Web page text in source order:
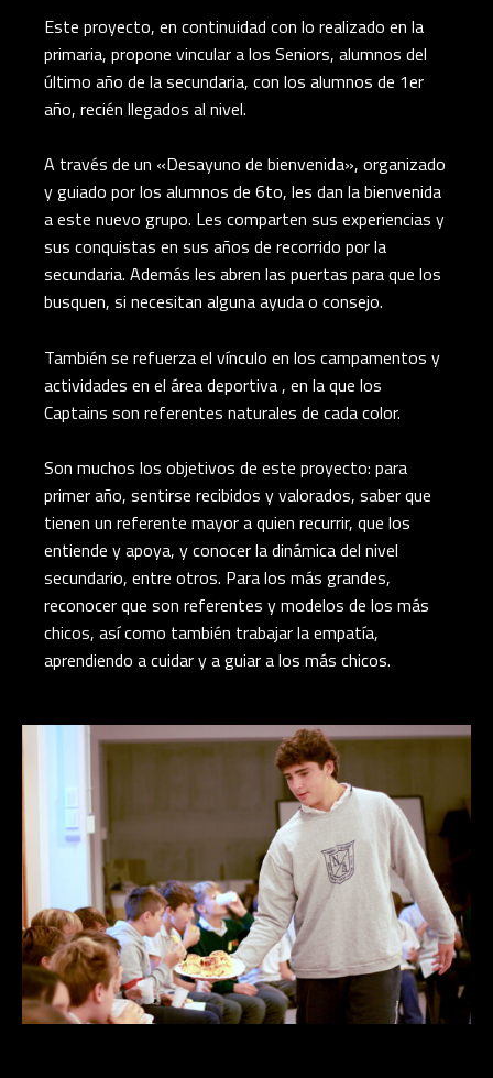
Este proyecto, en continuidad con lo realizado en la
primaria, propone vincular a los Seniors, alumnos del
último año de la secundaria, con los alumnos de 1er
año, recién llegados al nivel.
A través de un «Desayuno de bienvenida», organizado
y guiado por los alumnos de 6to, les dan la bienvenida
a este nuevo grupo. Les comparten sus experiencias y
sus conquistas en sus años de recorrido por la
secundaria. Además les abren las puertas para que los
busquen, si necesitan alguna ayuda o consejo.
También se refuerza el vínculo en los campamentos y
actividades en el área deportiva , en la que los
Captains son referentes naturales de cada color.
Son muchos los objetivos de este proyecto: para
primer año, sentirse recibidos y valorados, saber que
tienen un referente mayor a quien recurrir, que los
entiende y apoya, y conocer la dinámica del nivel
secundario, entre otros. Para los más grandes,
reconocer que son referentes y modelos de los más
chicos, así como también trabajar la empatía,
aprendiendo a cuidar y a guiar a los más chicos.